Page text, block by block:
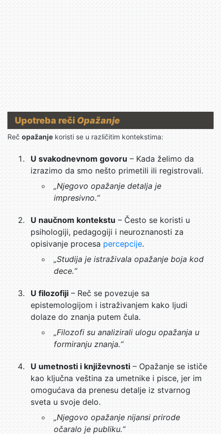
Upotreba reči Opažanje
Reč opažanjekoristi se u različitim kontekstima:
U svakodnevnom govoru– Kada želimo da
izrazimo da smo nešto primetili ili registrovali.
„Njegovo opažanje detalja je
impresivno.“
U naučnom kontekstu– Često se koristi u
psihologiji, pedagogiji i neuroznanosti za
opisivanje procesa percepcije.
„Studija je istraživala opažanje boja kod
dece.“
U filozofiji– Reč se povezuje sa
epistemologijom i istraživanjem kako ljudi
dolaze do znanja putem čula.
„Filozofi su analizirali ulogu opažanja u
formiranju znanja.“
U umetnosti i književnosti – Opažanje se ističe
kao ključna veština za umetnike i pisce, jer im
omogućava da prenesu detalje iz stvarnog
sveta u svoje delo.
„Njegovo opažanje nijansi prirode
očaralo je publiku.“